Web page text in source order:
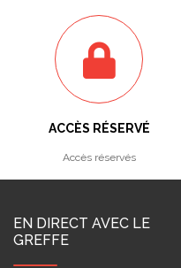
ACCÈS RÉSERVÉ
Accès réservés
EN DIRECT AVEC LE
GREFFE